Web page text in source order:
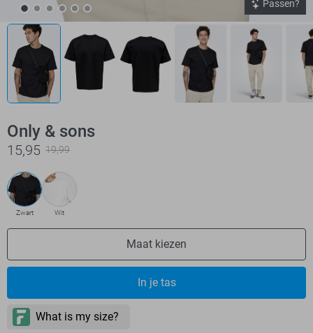
Passen?
Only & sons
15,95 19,99
Zwart Wit
Maat kiezen
In je tas